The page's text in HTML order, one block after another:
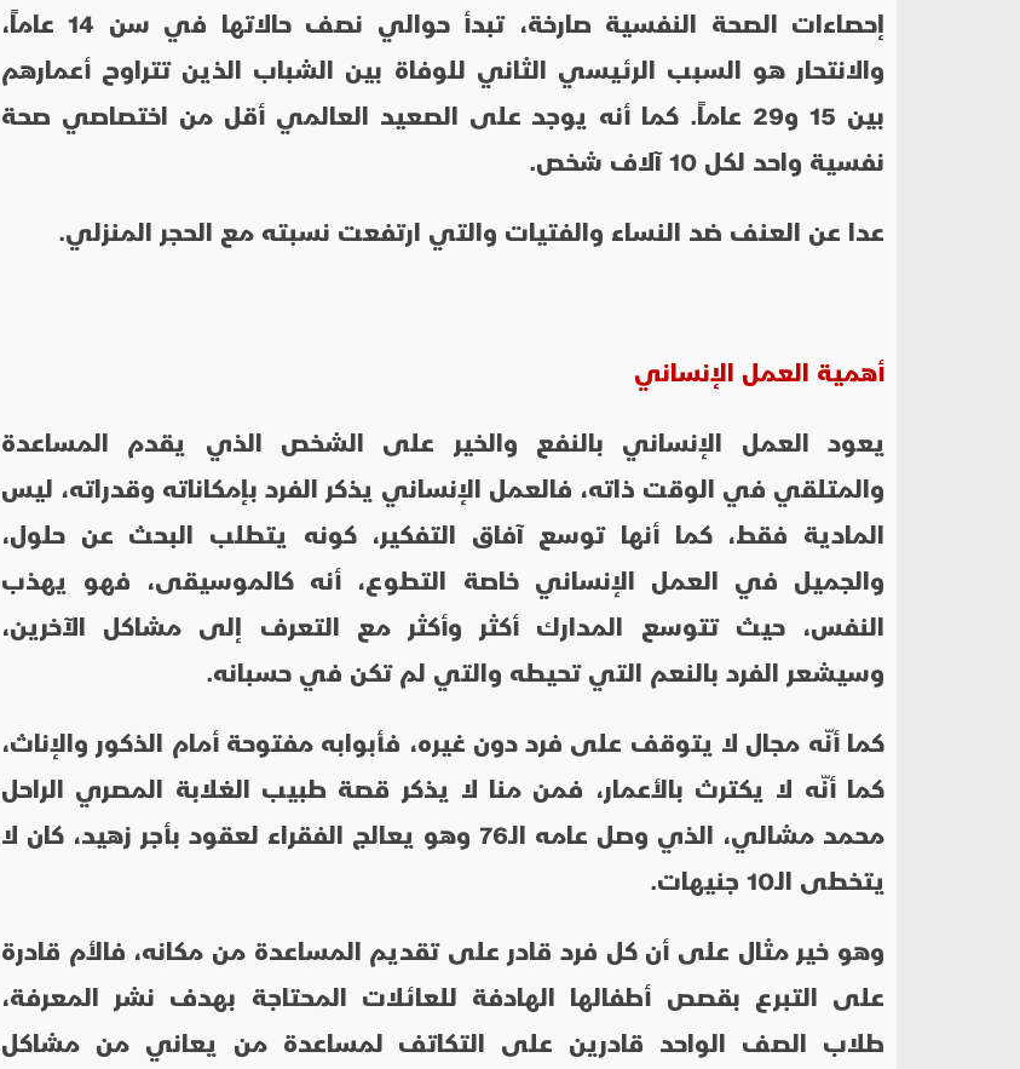
إحصاءات الصحة النفسية صارخة، تبدأ حوالي نصف حالاتها في سن 14 عاماً،
والانتحار هو السبب الرئيسي الثاني للوفاة بين الشباب الذين تتراوح أعمارهم
بين 15 و29 عاماً. كما أنه يوجد على الصعيد العالمي أقل من اختصاصي صحة
نفسية واحد لكل 10 آلاف شخص.
عدا عن العنف ضد النساء والفتيات والتي ارتفعت نسبته مع الحجر المنزلي.
أهمية العمل الإنساني
يعود العمل الإنساني بالنفع والخير على الشخص الذي يقدم المساعدة
والمتلقي في الوقت ذاته، فالعمل الإنساني يذكر الفرد بإمكاناته وقدراته، ليس
المادية فقط، كما أنها توسع آفاق التفكير، كونه يتطلب البحث عن حلول،
والجميل في العمل الإنساني خاصة التطوع، أنه كالموسيقى، فهو يهذب
النفس، حيث تتوسع المدارك أكثر وأكثر مع التعرف إلى مشاكل الآخرين،
وسيشعر الفرد بالنعم التي تحيطه والتي لم تكن في حسبانه.
كما أنّه مجال لا يتوقف على فرد دون غيره، فأبوابه مفتوحة أمام الذكور والإناث،
كما أنّه لا يكترث بالأعمار، فمن منا لا يذكر قصة طبيب الغلابة المصري الراحل
محمد مشالي، الذي وصل عامه الـ76 وهو يعالج الفقراء لعقود بأجر زهيد، كان لا
يتخطى الـ10 جنيهات.
وهو خير مثال على أن كل فرد قادر على تقديم المساعدة من مكانه، فالأم قادرة
على التبرع بقصص أطفالها الهادفة للعائلات المحتاجة بهدف نشر المعرفة،
طلاب الصف الواحد قادرين على التكاتف لمساعدة من يعاني من مشاكل